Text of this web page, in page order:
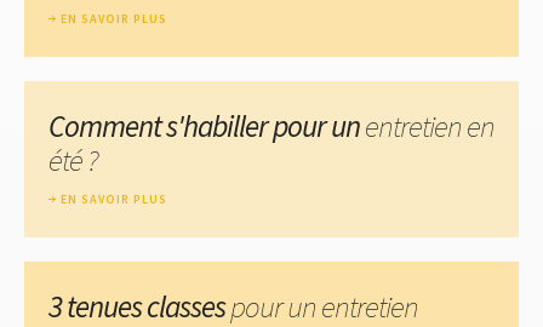
EN SAVOIR PLUS
Comment s'habiller pour unentretien en
été ?
EN SAVOIR PLUS
3 tenues classespour un entretien